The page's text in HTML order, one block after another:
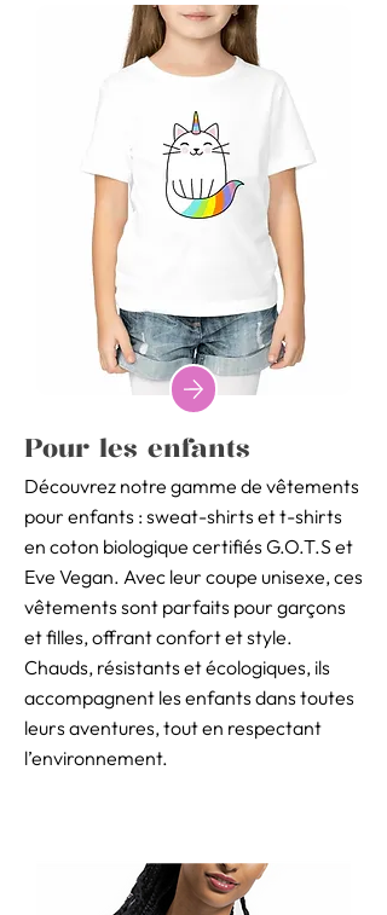
Pour les enfants
Découvrez notre gamme de vêtements
pour enfants : sweat-shirts et t-shirts
en coton biologique certifiés G.O.T.S et
Eve Vegan. Avec leur coupe unisexe, ces
vêtements sont parfaits pour garçons
et filles, offrant confort et style.
Chauds, résistants et écologiques, ils
accompagnent les enfants dans toutes
leurs aventures, tout en respectant
l’environnement.